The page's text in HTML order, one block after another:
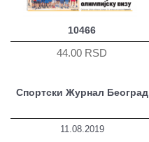
10466
44.00 RSD
Спортски Журнал Београд
11.08.2019